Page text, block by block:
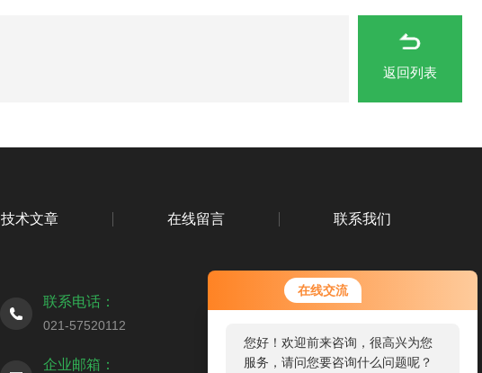
在线交流
您好！欢迎前来咨询，很高兴为您
服务，请问您要咨询什么问题呢？
返回列表
技术文章 在线留言 联系我们
联系电话：
021-57520112
企业邮箱：